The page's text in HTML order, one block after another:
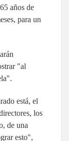
años de
para un
"al
está, el
los
de una
esto",